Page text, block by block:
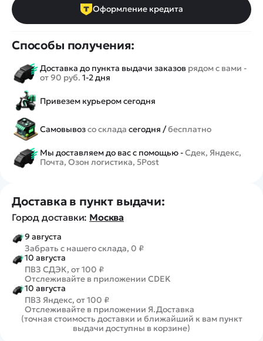
Оформление кредита
Способы получения:
Доставка до пункта выдачи заказов рядом с вами -
от 90 руб. 1-2 дня
Привезем курьером сегодня
Самовывозсо склада сегодня /бесплатно
Мы доставляем до вас с помощью -Сдек, Яндекс,
Почта, Озон логистика, 5Post
Доставка в пункт выдачи:
Город доставки: Москва
9 августа
Забрать с нашего склада, 0 ₽
10 августа
ПВЗ СДЭК, от 100 ₽
Отслеживайте в приложении CDEK
10 августа
ПВЗ Яндекс, от 100 ₽
Отслеживайте в приложении Я.Доставка
(точная стоимость доставки и ближайший к вам пункт
выдачи доступны в корзине)